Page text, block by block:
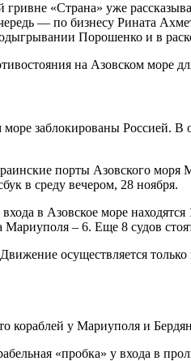
«Страна» уже
— по бизнесу Рината
Порошенко и в
на Азовском море
заблокированы Россией.
порты Азовского
в среду вечером, 28 ноября.
в Азовское море
– 6. Еще 8 судов
осуществляется
кораблей у Мариуполя и
«пробка» у входа в